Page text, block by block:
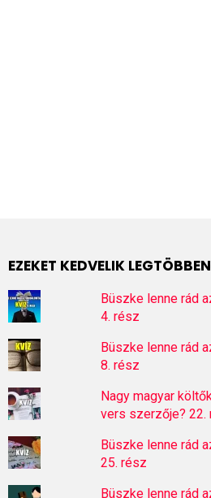
EZEKET KEDVELIK
Büszke lenne rád
4. rész
Büszke lenne rád
8. rész
Nagy magyar
vers szerzője? 22.
Büszke lenne rád
25. rész
Büszke lenne rád